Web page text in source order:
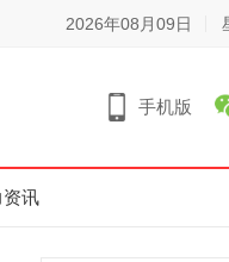
2026年08月09日
手机版
讯